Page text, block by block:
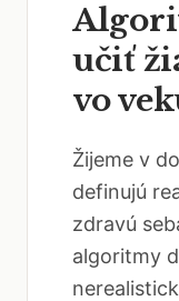
učiť
vo
Žijeme v
definujú
zdravú
algoritmy